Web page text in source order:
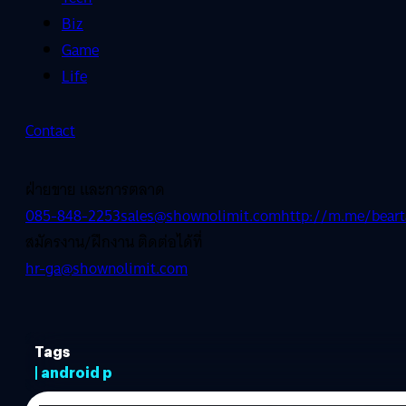
Biz
Game
Life
Contact
ฝ่ายขาย และการตลาด
085-848-2253sales@shownolimit.comhttp://m.me/
สมัครงาน/ฝึกงาน ติดต่อได้ที่
hr-ga@shownolimit.com
Tags
| android p